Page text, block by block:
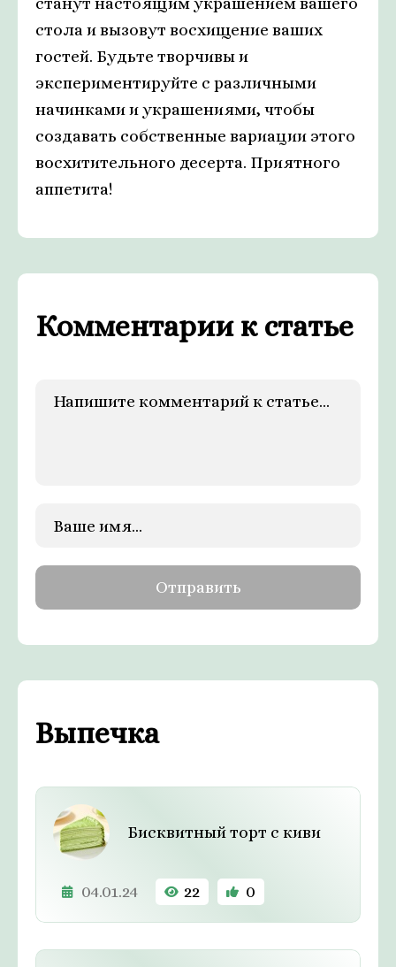
стола и вызовут восхищение ваших
гостей. Будьте творчивы и
экспериментируйте с различными
начинками и украшениями, чтобы
создавать собственные вариации этого
восхитительного десерта. Приятного
аппетита!
Комментарии к статье
Выпечка
Бисквитный торт с киви
04.01.24 22 0